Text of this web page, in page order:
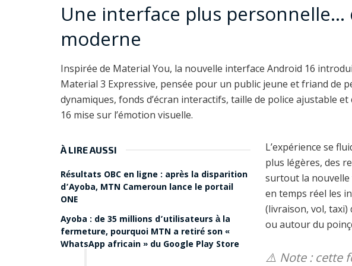
Une interface plus
moderne
Inspirée de Material You, la nouvelle interface Android 16
Material 3 Expressive, pensée pour un public jeune et friand de
dynamiques, fonds d’écran interactifs, taille de police ajustable
16 mise sur l’émotion visuelle.
À LIRE AUSSI
Résultats OBC en ligne : après la disparition
d’Ayoba, MTN Cameroun lance le portail
ONE
Ayoba : de 35 millions d’utilisateurs à la
fermeture, pourquoi MTN a retiré son «
WhatsApp africain » du Google Play Store
L’expérience se
plus légères, des
surtout la nouvelle
en temps réel les
(livraison, vol, taxi)
ou autour du
⚠️ Note : cette